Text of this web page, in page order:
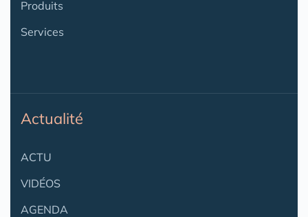
Produits
Services
Actualité
ACTU
VIDÉOS
AGENDA